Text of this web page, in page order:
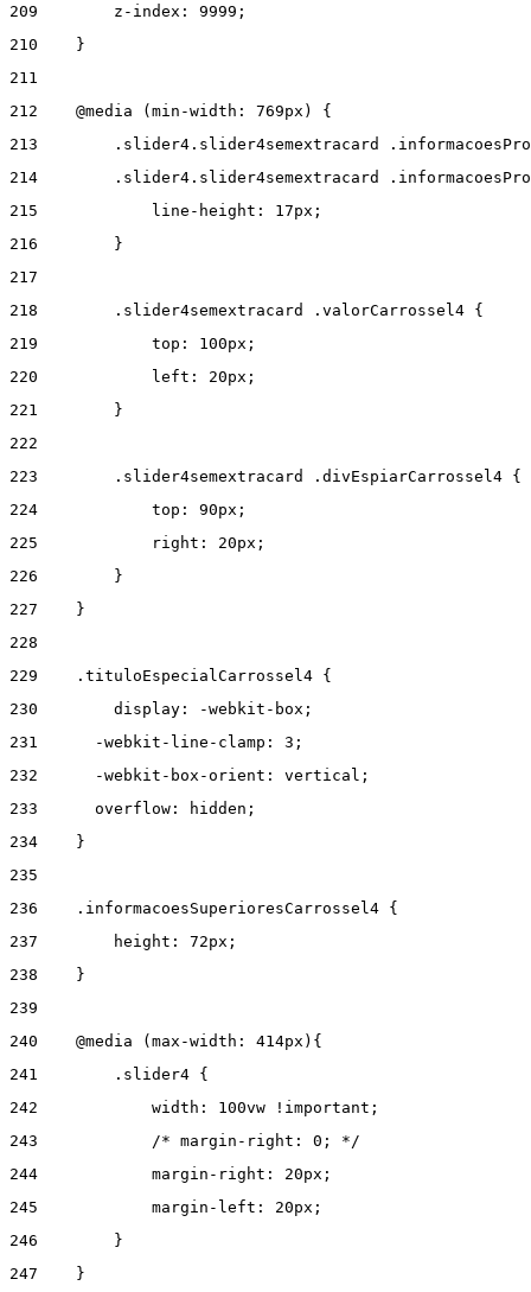
209
        z-index: 9999;
210
    }
211
212
    @media (min-width: 769px) {
213
.slider4.slider4semextracard
214
.slider4.slider4semextracard
215
            line-height: 17px;
216
        }
217
218
        .slider4semextracard .valorCarrossel4 {
219
            top: 100px;
220
            left: 20px;
221
        }
222
223
        .slider4semextracard .divEspiarCarrossel4 {
224
            top: 90px;
225
            right: 20px;
226
        }
227
    }
228
229
    .tituloEspecialCarrossel4 {
230
        display: -webkit-box;
231
      -webkit-line-clamp: 3;
232
      -webkit-box-orient: vertical;
233
      overflow: hidden;
234
    }
235
236
    .informacoesSuperioresCarrossel4 {
237
        height: 72px;
238
    }
239
240
    @media (max-width: 414px){
241
        .slider4 {
242
            width: 100vw !important;
243
            /* margin-right: 0; */
244
            margin-right: 20px;
245
            margin-left: 20px;
246
        }
247
    }